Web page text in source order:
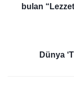
bulan
Dünya